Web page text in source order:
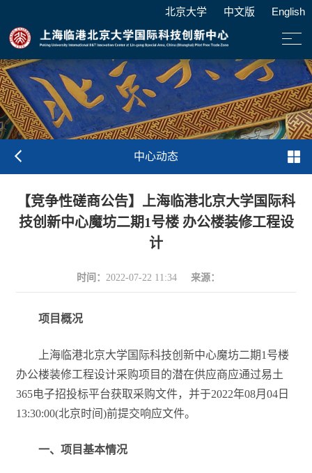
北京大学 中文版 English
中心动态
【竞争性磋商公告】上海临港北京大学国际科
技创新中心魔坊二期1号楼 办公楼装修工程设
计
时间： 2022-07-22 11:34 来源：
项目概况
上海临港北京大学国际科技创新中心魔坊二期1号楼
办公楼装修工程设计采购项目的潜在供应商应通过易土
365电子招投标平台获取采购文件，并于2022年08月04日
13:30:00(北京时间)前提交响应文件。
一、项目基本情况